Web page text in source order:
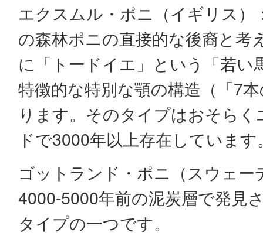
エクスムル・ポニ（イギリス
の森林ポニの直接的な後裔と考
に「トードイエ」という「若い
特徴的な特別な顎の構造（「7
ります。そのタイプはおそら
ドで3000年以上存在しています
ゴットランド・ポニ（スウェ
4000-5000年前の泥炭層で発見
タイプの一つです。